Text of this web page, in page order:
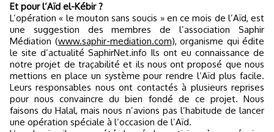
Et pour l’Aïd el-Kébir ?
L’opération « le mouton sans soucis » en ce mois de l’Aïd, est
une suggestion des membres de l’association Saphir
Médiation (www.saphir-mediation.com), organisme qui édite
le site d’actualité SaphirNet.info Ils ont eu connaissance de
notre projet de traçabilité et ils nous ont proposé que nous
mettions en place un système pour rendre l’Aïd plus facile.
Leurs responsables nous ont contactés à plusieurs reprises
pour nous convaincre du bien fondé de ce projet. Nous
faisons du Halal, mais nous n’avions pas l’habitude de lancer
une opération spéciale à l’occasion de l’Aïd.